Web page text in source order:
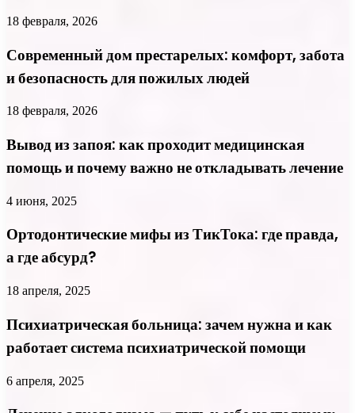
18 февраля, 2026
Современный дом престарелых: комфорт, забота
и безопасность для пожилых людей
18 февраля, 2026
Вывод из запоя: как проходит медицинская
помощь и почему важно не откладывать лечение
4 июня, 2025
Ортодонтические мифы из ТикТока: где правда,
а где абсурд?
18 апреля, 2025
Психиатрическая больница: зачем нужна и как
работает система психиатрической помощи
6 апреля, 2025